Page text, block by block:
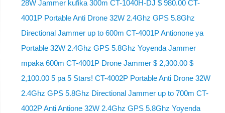
28W Jammer kufika 300m CT-1040H-DJ $ 980.00 CT-
4001P Portable Anti Drone 32W 2.4Ghz GPS 5.8Ghz
Directional Jammer up to 600m CT-4001P Antionone ya
Portable 32W 2.4Ghz GPS 5.8Ghz Yoyenda Jammer
mpaka 600m CT-4001P Drone Jammer $ 2,300.00 $
2,100.00 5 pa 5 Stars! CT-4002P Portable Anti Drone 32W
2.4Ghz GPS 5.8Ghz Directional Jammer up to 700m CT-
4002P Anti Antione 32W 2.4Ghz GPS 5.8Ghz Yoyenda